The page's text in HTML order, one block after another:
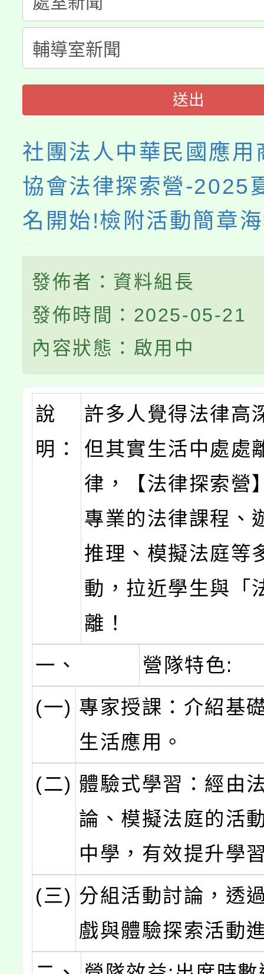
者。
會
115年食農教育專業人
程
送出
社團法人中華民國應用
協會法律探索營-2025
名開始!檢附活動簡章
發佈者：資料組長
發佈時間：2025-05-21
內容狀態：啟用中
說
明：
許多人覺得法律高
但其實生活中處處
律，【法律探索營
專業的法律課程、
推理、模擬法庭等
動，拉近學生與「
離！
一、
營隊特色:
(一) 專家授課：介紹基
生活應用。
(二) 體驗式學習：經由
論、模擬法庭的活
中學，有效提升學
(三) 分組活動討論，透
戲與體驗探索活動